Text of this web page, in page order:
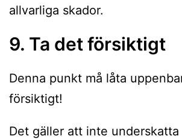
allvarliga skador.
9. Ta det försiktigt
Denna punkt må låta
försiktigt!
Det gäller att inte